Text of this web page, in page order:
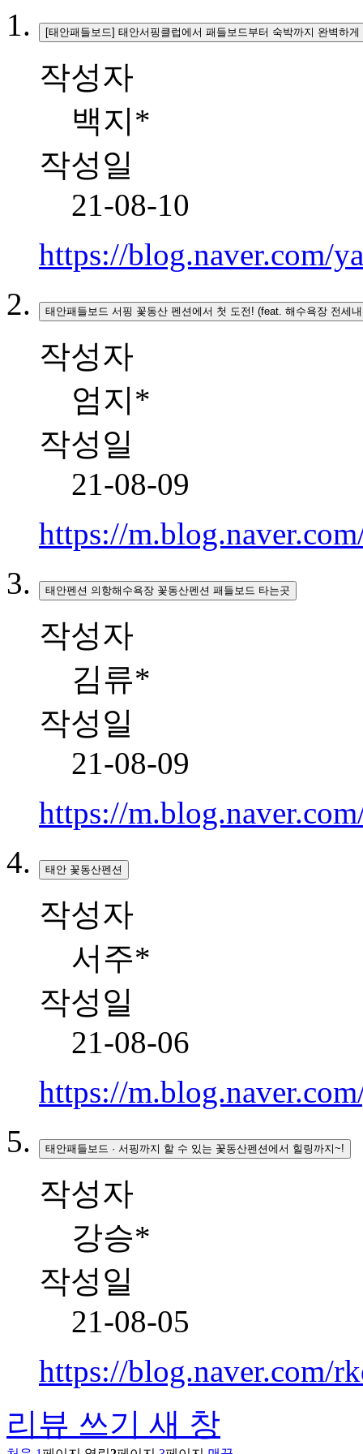
[태안패들보드] 태안서핑클럽에서 패들보드부터 숙박까지 완벽하
작성자
백지*
작성일
21-08-10
https://blog.naver.com/
태안패들보드 서핑 꽃동산 펜션에서 첫 도전! (feat. 해수욕장 전세
작성자
엄지*
작성일
21-08-09
https://
태안펜션 의항해수욕장 꽃동산펜션 패들보드 타는곳
작성자
김류*
작성일
21-08-09
https://
태안 꽃동산펜션
작성자
서주*
작성일
21-08-06
https://
태안패들보드 · 서핑까지 할 수 있는 꽃동산펜션에서 힐링까지~!
작성자
강승*
작성일
21-08-05
https://blog.naver.com/
리뷰 쓰기 새 창